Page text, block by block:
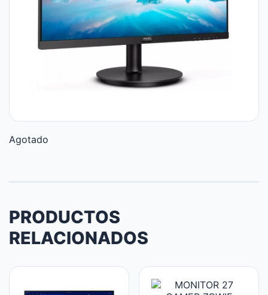
Agotado
PRODUCTOS
RELACIONADOS